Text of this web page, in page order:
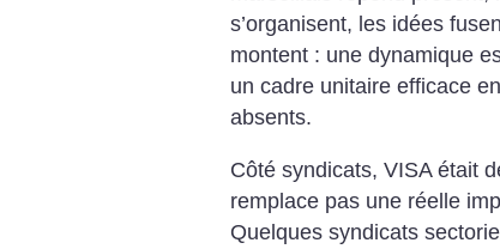
s’organisent, les idées
montent : une dynamique
un cadre unitaire efficace
absents.
Côté syndicats, VISA était
remplace pas une réelle
Quelques syndicats